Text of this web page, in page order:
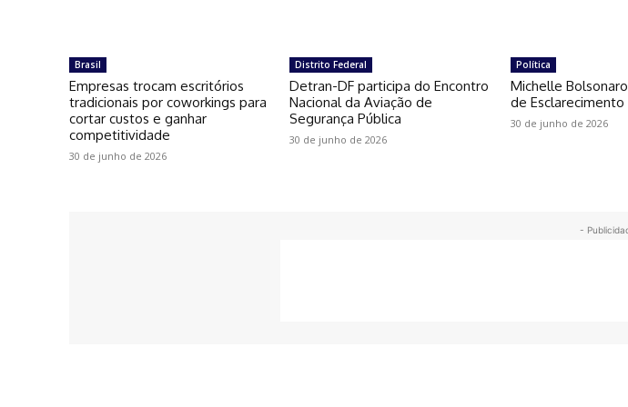
Brasil
Empresas trocam escritórios
tradicionais por coworkings para
cortar custos e ganhar
competitividade
30 de junho de 2026
Distrito Federal
Detran-DF participa do Encontro
Nacional da Aviação de
Segurança Pública
30 de junho de 2026
Política
Michelle
de Esclarecimento
30 de junho de 2026
-